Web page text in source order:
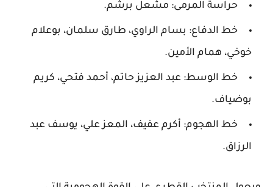
حراسة المرمى: مشعل برشم.
خط الدفاع: بسام الراوي، طارق سلمان، بوعلام
خوخي، همام الأمين.
خط الوسط: عبد العزيز حاتم، أحمد فتحي، كريم
بوضياف.
خط الهجوم: أكرم عفيف، المعز علي، يوسف عبد
الرزاق.